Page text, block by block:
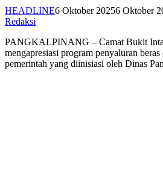
HEADLINE6 Oktober 20256 Oktober
Redaksi
PANGKALPINANG – Camat Bukit
mengapresiasi program penyaluran beras
pemerintah yang diinisiasi oleh Dinas